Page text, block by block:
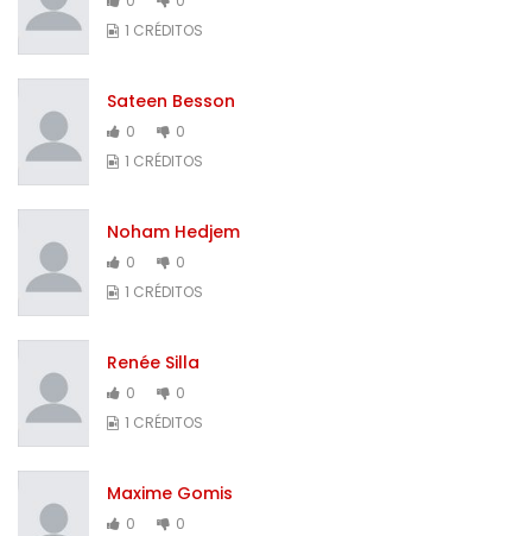
1 CRÉDITOS
Sateen Besson
0
0
1 CRÉDITOS
Noham Hedjem
0
0
1 CRÉDITOS
Renée Silla
0
0
1 CRÉDITOS
Maxime Gomis
0
0